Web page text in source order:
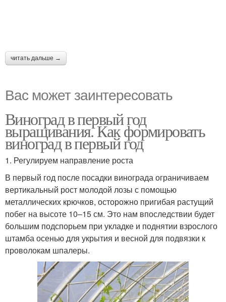
читать дальше →
Вас может заинтересовать
Виноград в первый год
выращивания. Как формировать
виноград в первый год
1. Регулируем направление роста
В первый год после посадки винограда ограничиваем
вертикальный рост молодой лозы с помощью
металлических крючков, осторожно пригибая растущий
побег на высоте 10–15 см. Это нам впоследствии будет
большим подспорьем при укладке и поднятии взрослого
штамба осенью для укрытия и весной для подвязки к
проволокам шпалеры.